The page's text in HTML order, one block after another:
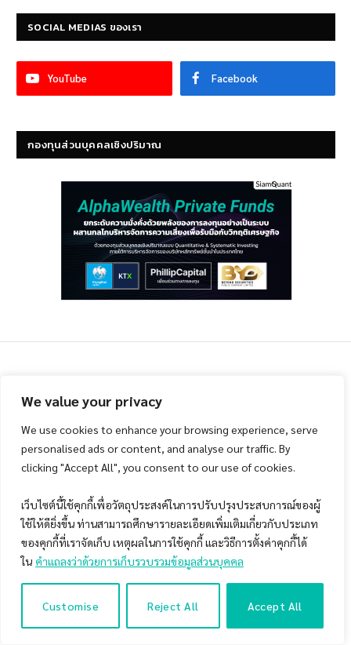
We value your privacy
We use cookies to enhance your browsing experience, serve
personalised ads or content, and analyse our traffic. By
clicking "Accept All", you consent to our use of cookies.
เว็บไซต์นี้ใช้คุกกี้เพื่อวัตถุประสงค์ในการปรับปรุงประสบการณ์ของผู้
ใช้ให้ดียิ่งขึ้น ท่านสามารถศึกษารายละเอียดเพิ่มเติมเกี่ยวกับประเภท
ของคุกกี้ที่เราจัดเก็บ เหตุผลในการใช้คุกกี้ และวิธีการตั้งค่าคุกกี้ได้
ใน คำแถลงว่าด้วยการเก็บรวบรวมข้อมูลส่วนบุคคล
Customise Reject All Accept All
SOCIAL MEDIAS ของเรา
YouTube Facebook
กองทุนส่วนบุคคลเชิงปริมาณ
องค์ความรู้จากการลงทุนอย่างเป็นระบบ
คุณรู้จักกลยุทธ์ Momentum ดีพอ
หรือยัง ?!
By Koedkao Peeratiyuth
2019
No Comments 5 Mins Read